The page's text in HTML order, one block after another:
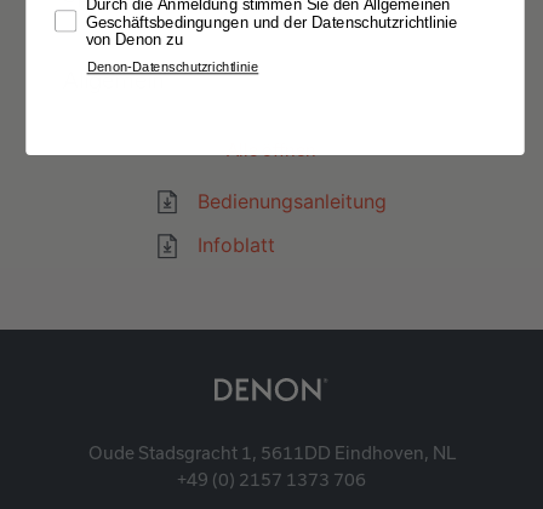
Bedienungsanleitung
Infoblatt
Allgemein
Oude Stadsgracht 1, 5611DD Eindhoven, NL
+49 (0) 2157 1373 706
Durch die Anmeldung stimmen Sie den Allgemeinen
Geschäftsbedingungen und der Datenschutzrichtlinie
von Denon zu
Denon-Datenschutzrichtlinie